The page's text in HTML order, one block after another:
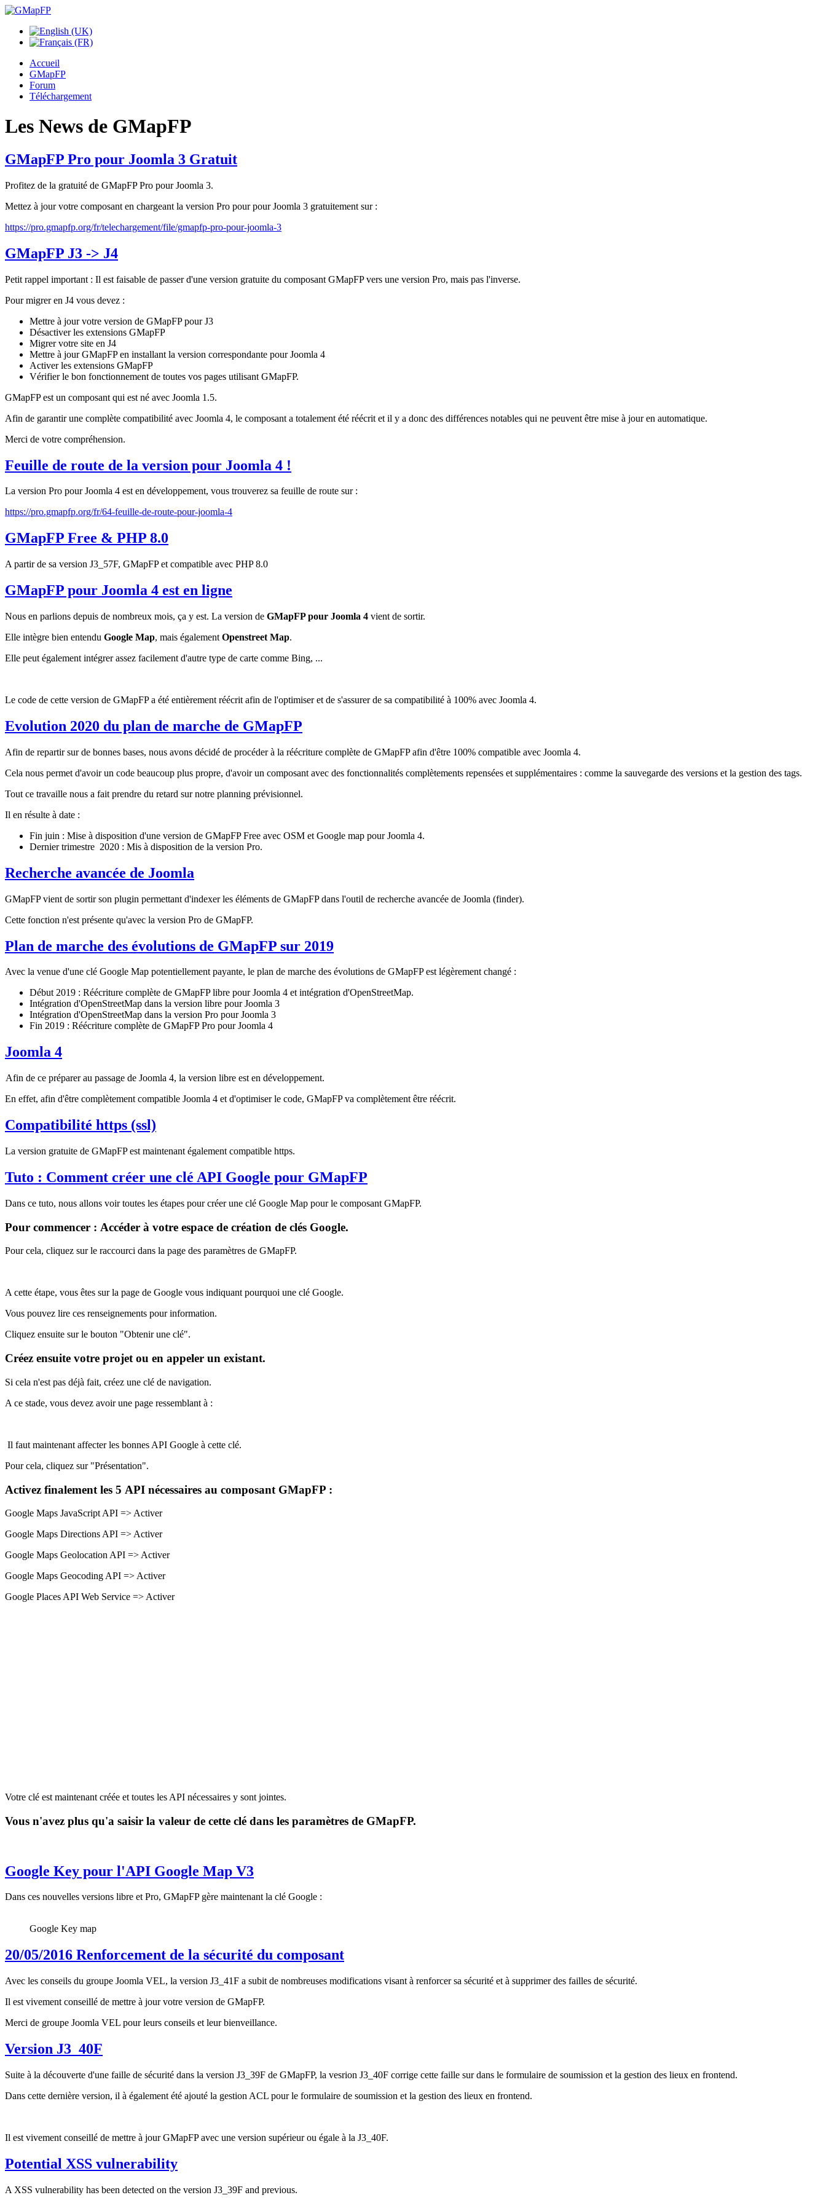
Accueil
GMapFP
Forum
Téléchargement
Les News de GMapFP
GMapFP Pro pour Joomla 3 Gratuit
Profitez de la gratuité de GMapFP Pro pour Joomla 3.
Mettez à jour votre composant en chargeant la version Pro pour pour Joomla 3 gratuitement sur :
https://pro.gmapfp.org/fr/telechargement/file/gmapfp-pro-pour-joomla-3
GMapFP J3 -> J4
Petit rappel important : Il est faisable de passer d'une version gratuite du composant GMapFP vers une version Pro, mais pas l'inverse.
Pour migrer en J4 vous devez :
Mettre à jour votre version de GMapFP pour J3
Désactiver les extensions GMapFP
Migrer votre site en J4
Mettre à jour GMapFP en installant la version correspondante pour Joomla 4
Activer les extensions GMapFP
Vérifier le bon fonctionnement de toutes vos pages utilisant GMapFP.
GMapFP est un composant qui est né avec Joomla 1.5.
Afin de garantir une complète compatibilité avec Joomla 4, le composant a totalement été réécrit et il y a donc des différences notables qui ne peuvent être mise à jour en automatique.
Merci de votre compréhension.
Feuille de route de la version pour Joomla 4 !
La version Pro pour Joomla 4 est en développement, vous trouverez sa feuille de route sur :
https://pro.gmapfp.org/fr/64-feuille-de-route-pour-joomla-4
GMapFP Free & PHP 8.0
A partir de sa version J3_57F, GMapFP et compatible avec PHP 8.0
GMapFP pour Joomla 4 est en ligne
Nous en parlions depuis de nombreux mois, ça y est. La version de GMapFP pour Joomla 4 vient de sortir.
Elle intègre bien entendu Google Map, mais également Openstreet Map.
Elle peut également intégrer assez facilement d'autre type de carte comme Bing, ...
Le code de cette version de GMapFP a été entièrement réécrit afin de l'optimiser et de s'assurer de sa compatibilité à 100% avec Joomla 4.
Evolution 2020 du plan de marche de GMapFP
Afin de repartir sur de bonnes bases, nous avons décidé de procéder à la réécriture complète de GMapFP afin d'être 100% compatible avec Joomla 4.
Cela nous permet d'avoir un code beaucoup plus propre, d'avoir un composant avec des fonctionnalités complètements repensées et supplémentaires : comme la sauvegarde des versions et la gestion des tags.
Tout ce travaille nous a fait prendre du retard sur notre planning prévisionnel.
Il en résulte à date :
Fin juin : Mise à disposition d'une version de GMapFP Free avec OSM et Google map pour Joomla 4.
Dernier trimestre 2020 : Mis à disposition de la version Pro.
Recherche avancée de Joomla
GMapFP vient de sortir son plugin permettant d'indexer les éléments de GMapFP dans l'outil de recherche avancée de Joomla (finder).
Cette fonction n'est présente qu'avec la version Pro de GMapFP.
Plan de marche des évolutions de GMapFP sur 2019
Avec la venue d'une clé Google Map potentiellement payante, le plan de marche des évolutions de GMapFP est légèrement changé :
Début 2019 : Réécriture complète de GMapFP libre pour Joomla 4 et intégration d'OpenStreetMap.
Intégration d'OpenStreetMap dans la version libre pour Joomla 3
Intégration d'OpenStreetMap dans la version Pro pour Joomla 3
Fin 2019 : Réécriture complète de GMapFP Pro pour Joomla 4
Joomla 4
Afin de ce préparer au passage de Joomla 4, la version libre est en développement.
En effet, afin d'être complètement compatible Joomla 4 et d'optimiser le code, GMapFP va complètement être réécrit.
Compatibilité https (ssl)
La version gratuite de GMapFP est maintenant également compatible https.
Tuto : Comment créer une clé API Google pour GMapFP
Dans ce tuto, nous allons voir toutes les étapes pour créer une clé Google Map pour le composant GMapFP.
Pour commencer : Accéder à votre espace de création de clés Google.
Pour cela, cliquez sur le raccourci dans la page des paramètres de GMapFP.
A cette étape, vous êtes sur la page de Google vous indiquant pourquoi une clé Google.
Vous pouvez lire ces renseignements pour information.
Cliquez ensuite sur le bouton "Obtenir une clé".
Créez ensuite votre projet ou en appeler un existant.
Si cela n'est pas déjà fait, créez une clé de navigation.
A ce stade, vous devez avoir une page ressemblant à :
Il faut maintenant affecter les bonnes API Google à cette clé.
Pour cela, cliquez sur "Présentation".
Activez finalement les 5 API nécessaires au composant GMapFP :
Google Maps JavaScript API => Activer
Google Maps Directions API => Activer
Google Maps Geolocation API => Activer
Google Maps Geocoding API => Activer
Google Places API Web Service => Activer
Votre clé est maintenant créée et toutes les API nécessaires y sont jointes.
Vous n'avez plus qu'a saisir la valeur de cette clé dans les paramètres de GMapFP.
Google Key pour l'API Google Map V3
Dans ces nouvelles versions libre et Pro, GMapFP gère maintenant la clé Google :
Google Key map
20/05/2016 Renforcement de la sécurité du composant
Avec les conseils du groupe Joomla VEL, la version J3_41F a subit de nombreuses modifications visant à renforcer sa sécurité et à supprimer des failles de sécurité.
Il est vivement conseillé de mettre à jour votre version de GMapFP.
Merci de groupe Joomla VEL pour leurs conseils et leur bienveillance.
Version J3_40F
Suite à la découverte d'une faille de sécurité dans la version J3_39F de GMapFP, la vesrion J3_40F corrige cette faille sur dans le formulaire de soumission et la gestion des lieux en frontend.
Dans cette dernière version, il à également été ajouté la gestion ACL pour le formulaire de soumission et la gestion des lieux en frontend.
Il est vivement conseillé de mettre à jour GMapFP avec une version supérieur ou égale à la J3_40F.
Potential XSS vulnerability
A XSS vulnerability has been detected on the version J3_39F and previous.